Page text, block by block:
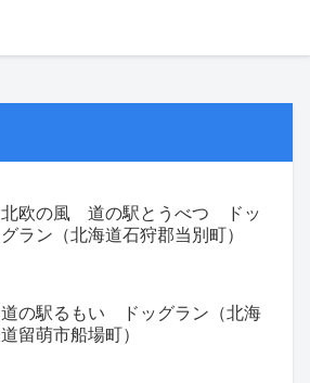
北欧の風 道の駅とうべつ ドッ
グラン（北海道石狩郡当別町）
道の駅るもい ドッグラン（北海
道留萌市船場町）